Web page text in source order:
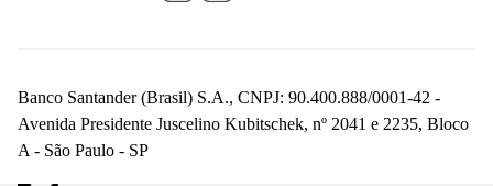
Banco Santander (Brasil) S.A., CNPJ: 90.400.888/0001-42 -
Avenida Presidente Juscelino Kubitschek, nº 2041 e 2235, Bloco
A - São Paulo - SP